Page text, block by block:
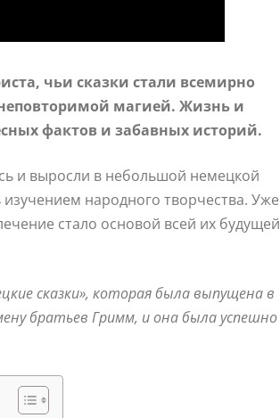
чьи сказки стали всемирно
магией. Жизнь и
фактов и забавных историй.
и выросли в небольшой немецкой
народного творчества. Уже
стало основой всей их будущей
сказки», которая была выпущена в
братьев Гримм, и она была успешно